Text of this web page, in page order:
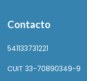
Contacto
541133731221
CUIT 33-70890349-9